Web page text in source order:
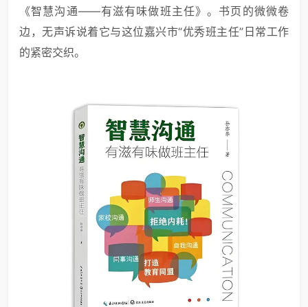
《智慧沟通——有滋有味做班主任》。书页的微微卷
边，无声诉说着它与这位嘉兴市“优秀班主任”日常工作
的紧密交织。